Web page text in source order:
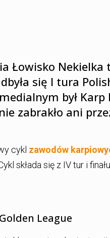
Łowisko
się I tura
był Karp
zabrakło ani
cykl zawodów
składa się z IV tur i
League